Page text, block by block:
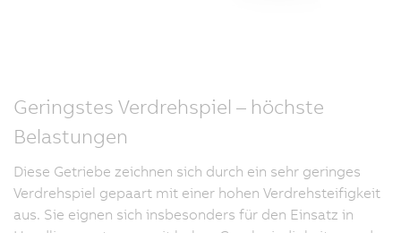
Geringstes Verdrehspiel – höchste
Belastungen
Diese Getriebe zeichnen sich durch ein sehr geringes
Verdrehspiel gepaart mit einer hohen Verdrehsteifigkeit
aus. Sie eignen sich insbesonders für den Einsatz in